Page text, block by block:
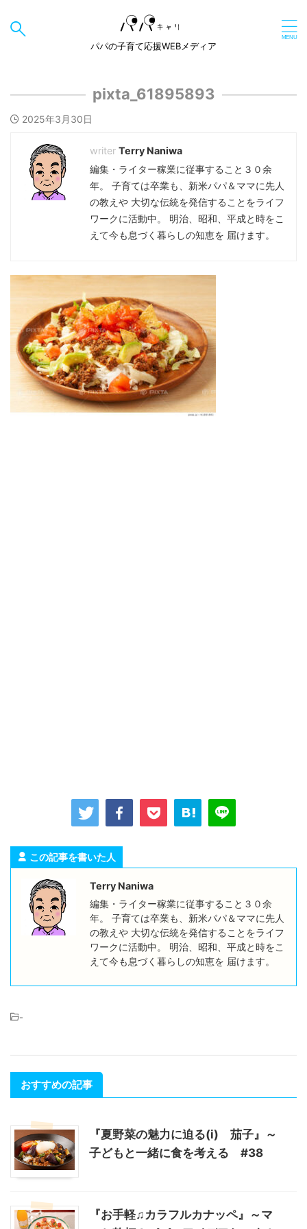
パパの子育て応援WEBメディア
pixta_61895893
2025年3月30日
Terry Naniwa
編集・ライター稼業に従事すること３０余
年。 子育ては卒業も、新米パパ＆ママに先人
の教えや 大切な伝統を発信することをライフ
ワークに活動中。 明治、昭和、平成と時をこ
えて今も息づく暮らしの知恵を 届けます。
この記事を書いた人
Terry Naniwa
編集・ライター稼業に従事すること３０余
年。 子育ては卒業も、新米パパ＆ママに先人
の教えや 大切な伝統を発信することをライフ
ワークに活動中。 明治、昭和、平成と時をこ
えて今も息づく暮らしの知恵を 届けます。
-
おすすめの記事
『夏野菜の魅力に迫る(ⅰ) 茄子』～
子どもと一緒に食を考える #38
『お手軽♫カラフルカナッペ』～マ